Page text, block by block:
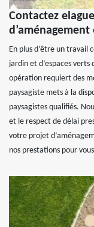
Contactez
En plus d’être un
jardin et d’espaces
opération requiert des
paysagiste mets à la
paysagistes qualifiés.
et le respect de délai
votre projet
nos prestations pour